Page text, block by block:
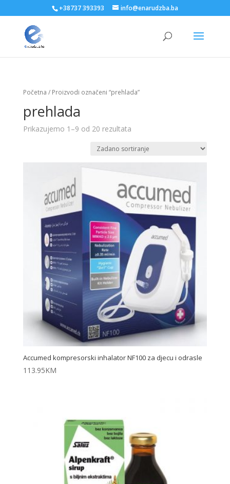
+38737 393393 info@enarudzba.ba
Početna / Proizvodi označeni “prehlada”
prehlada
Prikazujemo 1–9 od 20 rezultata
Accumed kompresorski inhalator NF100 za djecu i odrasle
113.95KM